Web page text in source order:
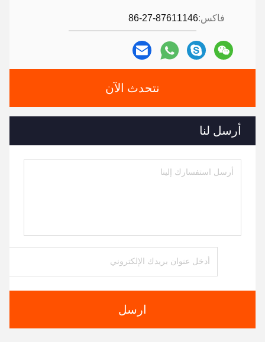
فاكس:86-27-87611146
نتحدث الآن
أرسل لنا
ارسل